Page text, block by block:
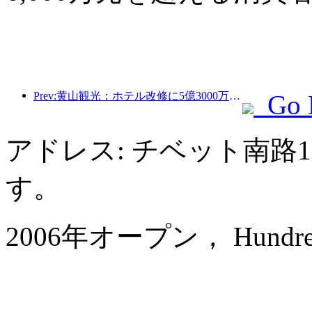
Prev:黄山観光：ホテル改修に5億3000万元を投資する計画
Go
アドレス: チベット南路
す。
2006年オープン，